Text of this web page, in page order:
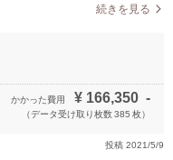
イニシャルや習字などの小物は
撮りたかった東茶屋街や兼六
良かったです。
続きを見る
かかった費用 ¥ 166,350 -
（データ受け取り枚数385 枚）
投稿 2021/5/9